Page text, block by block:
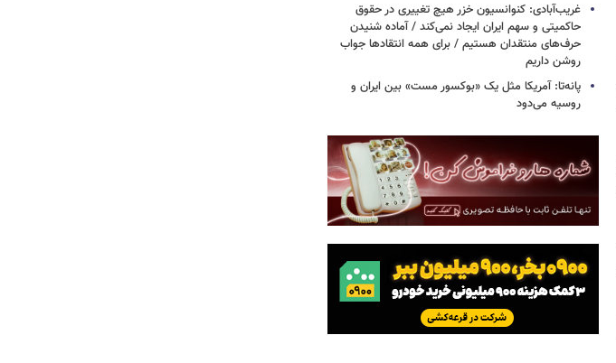
غریب‌آبادی: کنوانسیون خزر هیچ تغییری در حقوق
حاکمیتی و سهم ایران ایجاد نمی‌کند / آماده شنیدن
حرف‌های منتقدان هستیم / برای همه انتقادها جواب
روشن داریم
پانه‌تا: آمریکا مثل یک «بوکسور مست» بین ایران و
روسیه می‌دود